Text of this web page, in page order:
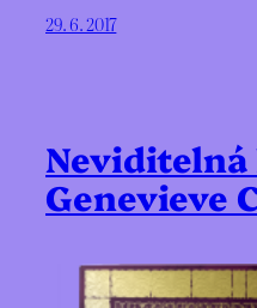
29. 6. 2017
Genevieve